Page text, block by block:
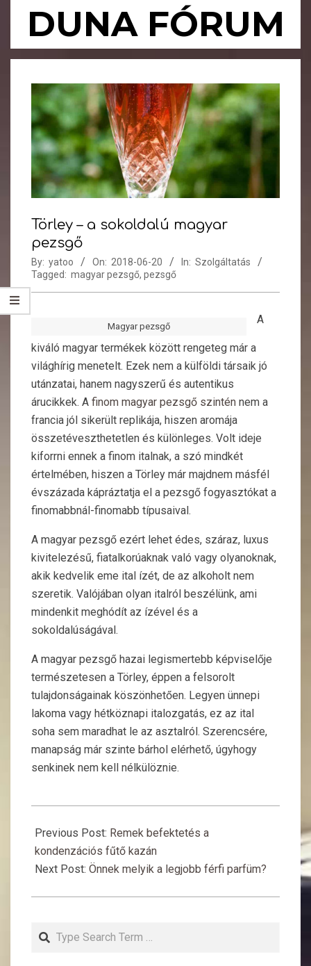
DUNA FÓRUM
Primary
Menu
Törley – a sokoldalú magyar
pezsgő
By: yatoo On: 2018-06-20 In: Szolgáltatás
Tagged: magyar pezsgő, pezsgő
Magyar pezsgő
A
kiváló magyar termékek között rengeteg már a
világhírig menetelt. Ezek nem a külföldi társaik jó
utánzatai, hanem nagyszerű és autentikus
árucikkek. A finom magyar pezsgő szintén nem a
francia jól sikerült replikája, hiszen aromája
összetéveszthetetlen és különleges. Volt ideje
kiforrni ennek a finom italnak, a szó mindkét
értelmében, hiszen a Törley már majdnem másfél
évszázada kápráztatja el a pezsgő fogyasztókat a
finomabbnál-finomabb típusaival.
A magyar pezsgő ezért lehet édes, száraz, luxus
kivitelezésű, fiatalkorúaknak való vagy olyanoknak,
akik kedvelik eme ital ízét, de az alkoholt nem
szeretik. Valójában olyan italról beszélünk, ami
mindenkit meghódít az ízével és a
sokoldalúságával.
A magyar pezsgő hazai legismertebb képviselője
természetesen a Törley, éppen a felsorolt
tulajdonságainak köszönhetően. Legyen ünnepi
lakoma vagy hétköznapi italozgatás, ez az ital
soha sem maradhat le az asztalról. Szerencsére,
manapság már szinte bárhol elérhető, úgyhogy
senkinek nem kell nélkülöznie.
06-
20
Previous Post: Remek befektetés a
kondenzációs fűtő kazán
Next Post: Önnek melyik a legjobb férfi parfüm?
Search